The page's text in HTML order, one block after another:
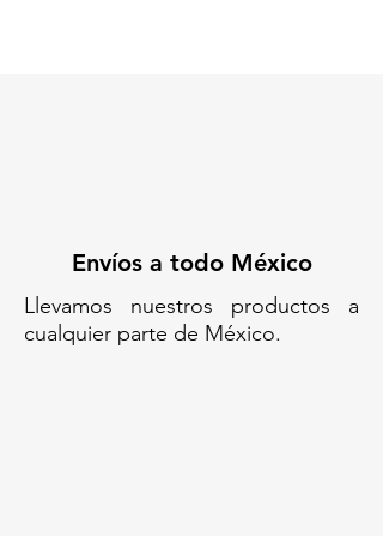
Envíos a todo México
Llevamos nuestros productos a
cualquier parte de México.